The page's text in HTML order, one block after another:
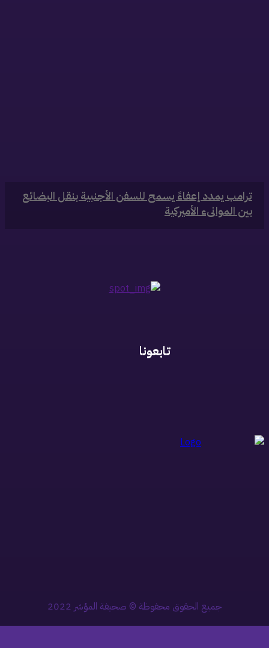
‏ترامب يمدد إعفاءً يسمح للسفن الأجنبية بنقل البضائع
بين الموانىء الأميركية
تابعونا
جميع الحقوق محفوظة © صحيفة المؤشر 2022